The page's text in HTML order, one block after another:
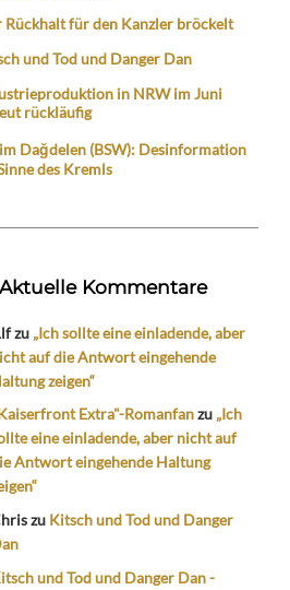
Rückhalt für den Kanzler bröckelt
und Tod und Danger Dan
in NRW im Juni
rückläufig
Dağdelen (BSW): Desinformation
des Kremls
Aktuelle Kommentare
zu „Ich sollte eine einladende, aber
auf die Antwort eingehende
zeigen“
Extra"-Romanfanzu „Ich
eine einladende, aber nicht auf
Antwort eingehende Haltung
zu Kitsch und Tod und Danger
und Tod und Danger Dan -